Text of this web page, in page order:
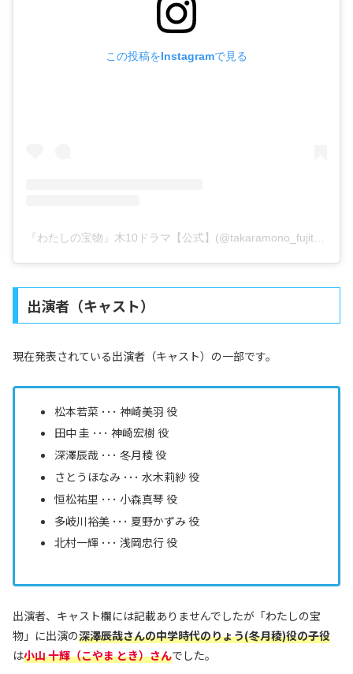
この投稿をInstagramで見る
出演者（キャスト）
現在発表されている出演者（キャスト）の一部です。
松本若菜 ･･･ 神崎美羽 役
田中 圭 ･･･ 神崎宏樹 役
深澤辰哉 ･･･ 冬月稜 役
さとうほなみ ･･･ 水木莉紗 役
恒松祐里 ･･･ 小森真琴 役
多岐川裕美 ･･･ 夏野かずみ 役
北村一輝 ･･･ 浅岡忠行 役
出演者、キャスト欄には記載ありませんでしたが「わたしの宝
物」に出演の深澤辰哉さんの中学時代のりょう(冬月稜)役の子役
は小山 十輝（こやま とき）さんでした。